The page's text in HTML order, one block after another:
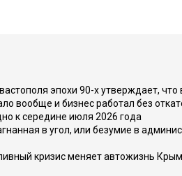
эпохи 90-х утверждает, что
вообще и бизнес работал без
к середине июля 2026 года
в угол, или безумие в
кризис меняет автожизнь